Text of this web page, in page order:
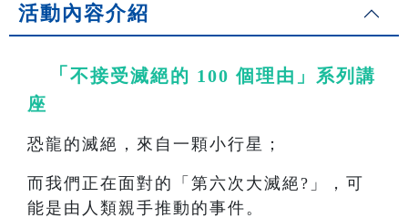
活動內容介紹
「 不接受滅絕的 100 個理由」系列講
座
恐龍的滅絕，來自一顆小行星；
而我們正在面對的「第六次大滅絕?」，可
能是由人類親手推動的事件。